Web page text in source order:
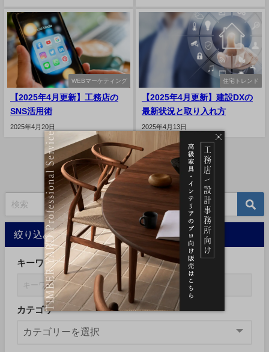
WEBマーケティング
【2025年4月更新】工務店の
SNS活用術
2025年4月20日
住宅トレンド
【2025年4月更新】建設DXの
最新状況と取り入れ方
2025年4月13日
1 / 12
絞り込み検索
キーワード
カテゴリー